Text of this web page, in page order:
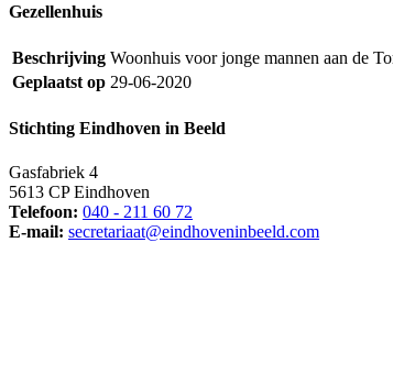
Gezellenhuis
Beschrijving Woonhuis voor jonge mannen aan de
Geplaatst op 29-06-2020
Stichting Eindhoven in Beeld
Gasfabriek 4
5613 CP Eindhoven
Telefoon: 040 - 211 60 72
E-mail: secretariaat@eindhoveninbeeld.com